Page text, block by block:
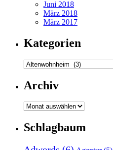
Juni 2018
März 2018
März 2017
Kategorien
Kategorien
Archiv
Archiv
Schlagbaum